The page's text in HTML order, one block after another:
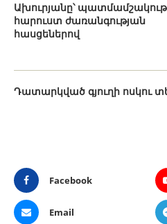
Ախուրյանը՝
հարուստ ժառանգության
հասցեներով
Դատարկված գյուղի ոսկու
Facebook
Email